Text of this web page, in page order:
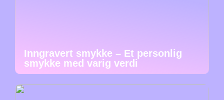
Inngravert smykke – Et personlig
smykke med varig verdi